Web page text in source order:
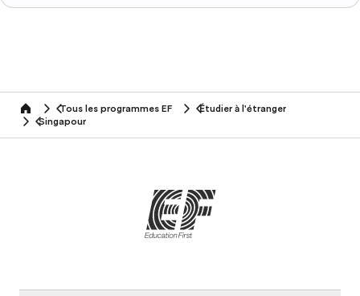
home Tous les programmes EF
Étudier à l'étranger
Singapour